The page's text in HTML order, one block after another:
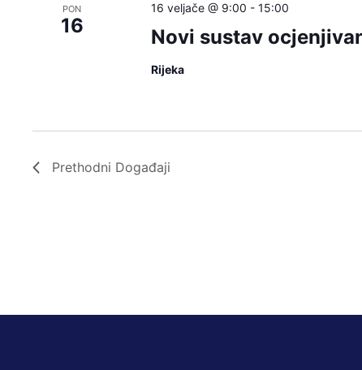
PON
16 Novi sustav
16 veljače @ 9:00 - 15:00
Rijeka
Prethodni Događaji